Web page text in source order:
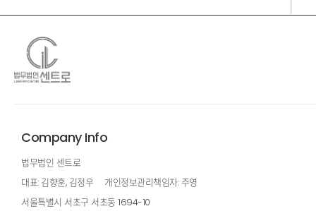
Company Info
법무법인 센트로
대표: 김향훈, 김정우
개인정보관리책임자: 주영
서울특별시 서초구 서초동 1694-10